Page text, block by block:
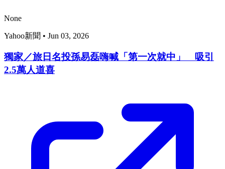
None
Yahoo新聞 • Jun 03, 2026
獨家／旅日名投孫易磊嗨喊「第一次就中」 吸引
2.5萬人道喜